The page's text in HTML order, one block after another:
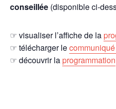
conseillée (disponible ci-
☞ visualiser l’affiche de la
☞ télécharger le
☞ découvrir la programmation